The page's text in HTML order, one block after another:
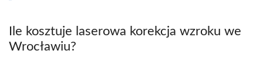
Ile kosztuje laserowa korekcja wzroku we
Wrocławiu?